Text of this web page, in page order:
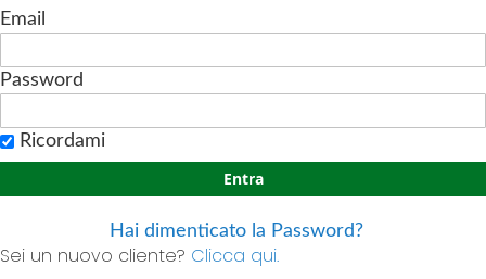
Email
Password
Ricordami
Entra
Hai dimenticato la Password?
Sei un nuovo cliente? Clicca qui.